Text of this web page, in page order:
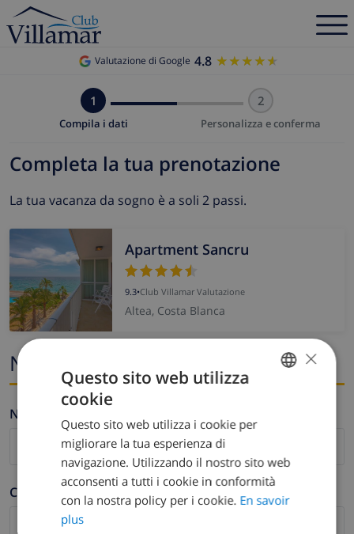
Valutazione di Google 4.8 ★★★★★
★★★★★
1
Compila i dati
2
Personalizza e conferma
Completa la tua prenotazione
La tua vacanza da sogno è a soli 2 passi.
Apartment Sancru
9.3•Club Villamar Valutazione
Altea, Costa Blanca
Nome ed e-mail
Nome *
Cognome *
DUTCH
SPANISH
GERMAN
×
Questo sito web utilizza
cookie
Questo sito web utilizza i cookie per
migliorare la tua esperienza di
navigazione. Utilizzando il nostro sito web
acconsenti a tutti i cookie in conformità
con la nostra policy per i cookie. En savoir
plus